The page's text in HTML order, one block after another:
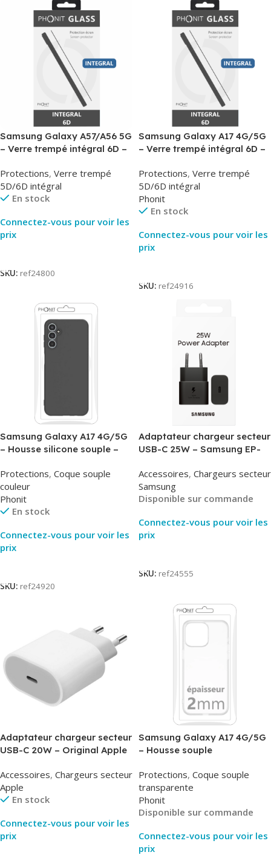
Samsung Galaxy A57/A56 5G
– Verre trempé intégral 6D –
Protections, Verre trempé
5D/6D intégral
En stock
Connectez-vous pour voir les
prix
SKU: ref24800
Samsung Galaxy A17 4G/5G
– Verre trempé intégral 6D –
Protections, Verre trempé
5D/6D intégral
Phonit
En stock
Connectez-vous pour voir les
prix
SKU: ref24916
Samsung Galaxy A17 4G/5G
– Housse silicone souple –
Protections, Coque souple
couleur
Phonit
En stock
Connectez-vous pour voir les
prix
SKU: ref24920
Adaptateur chargeur secteur
USB-C 25W – Samsung EP-
Packaging Original
Accessoires, Chargeurs secteur
Samsung
Disponible sur commande
Connectez-vous pour voir les
prix
SKU: ref24555
Adaptateur chargeur secteur
USB-C 20W – Original Apple
Accessoires, Chargeurs secteur
Apple
En stock
Connectez-vous pour voir les
prix
Samsung Galaxy A17 4G/5G
– Housse souple
Protections, Coque souple
transparente
Phonit
Disponible sur commande
Connectez-vous pour voir les
prix